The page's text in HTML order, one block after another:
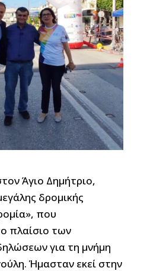
Άγιο Δημήτριο,
δρομικής
που
πλαίσιο των
για τη μνήμη
Ήμασταν εκεί στην